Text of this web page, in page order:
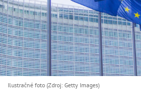
Ilustračné foto (Zdroj: Getty Images)